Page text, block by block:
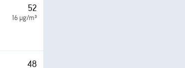
52
16 µg/m³
48